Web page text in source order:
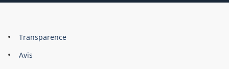
About
this
Brand
Transparence
Avis